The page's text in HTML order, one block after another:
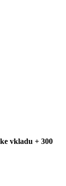
vkladu + 300